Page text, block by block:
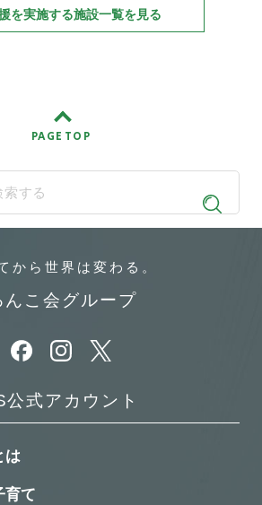
を実施する施設一覧を見る
PAGE TOP
results are available use up and down
から 世界は変わる。
んこ会グループ
別ウィンドウで開きます
別ウィンドウで開きます
別ウィンドウで開きます
公式アカウント
は
育て